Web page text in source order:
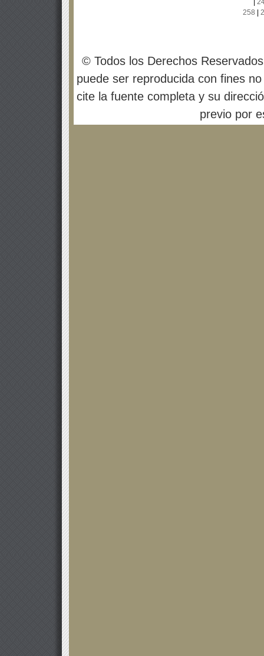
258
© Todos los Derechos
puede ser reproducida con fines
cite la fuente completa y su
previo por